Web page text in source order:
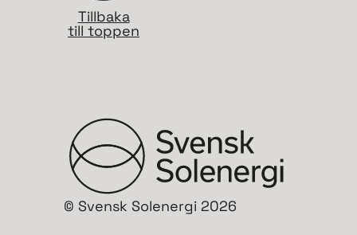
Tillbaka
till toppen
© Svensk Solenergi 2026